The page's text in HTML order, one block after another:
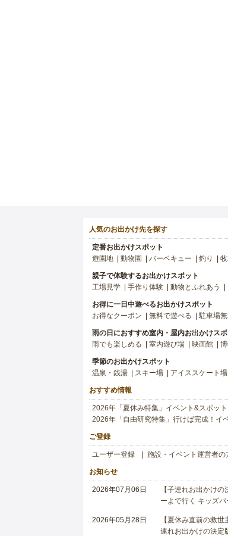
人気のお出かけ先を探す
定番お出かけスポット
遊園地
動物園 バーベキュー 釣り
親子で体験するお出かけスポット
工場見学
手作り体験 動物とふれあう
お得に一日中遊べるお出かけスポット
お得なクーポン
無料で遊べる 駐車場
雨の日におすすめ室内・屋内お出かけスポ
雨でも楽しめる
室内遊び場 映画館
季節のお出かけスポット
温泉・銭湯
スキー場 アイススケート場
おすすめ情報
2026年「夏休み特集」イベント&スポッ
2026年「自由研究特集」行けば完成！イ
ご登録
ユーザー登録 施設・イベント運営者
お知らせ
2026年07月06日
【子連れお出かけ
ーよで行く キッズ
2026年05月28日
【夏休み直前の救
連れお出かけの決定